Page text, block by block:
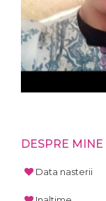
DESPRE MINE
Data nasterii